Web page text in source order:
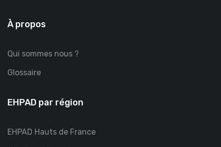
À propos
Qui sommes nous ?
Glossaire
EHPAD par région
EHPAD Hauts de France